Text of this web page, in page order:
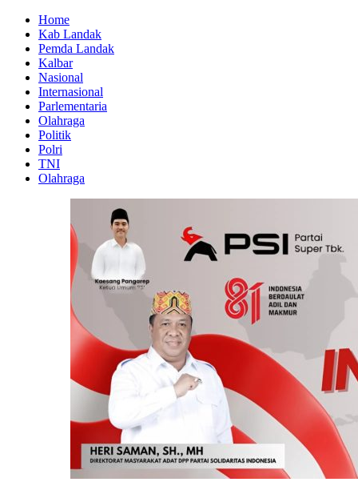
Home
Kab Landak
Pemda Landak
Kalbar
Nasional
Internasional
Parlementaria
Olahraga
Politik
Polri
TNI
Olahraga